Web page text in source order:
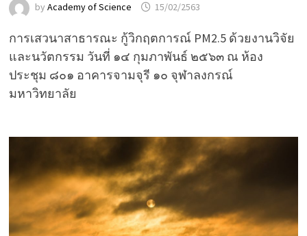
by Academy of Science 15/02/2563
การเสวนาสาธารณะ กู้วิกฤตการณ์ PM2.5 ด้วยงานวิจัย
และนวัตกรรม วันที่ ๑๔ กุมภาพันธ์ ๒๕๖๓ ณ ห้อง
ประชุม ๘๐๑ อาคารจามจุรี ๑๐ จุฬาลงกรณ์
มหาวิทยาลัย